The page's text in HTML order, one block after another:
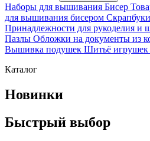
Наборы для вышивания Бисер
для вышивания бисером
Принадлежности для рукоделия и
Пазлы Обложки на документы из
Вышивка подушек Шитьё игрушек
Каталог
Новинки
Быстрый выбор